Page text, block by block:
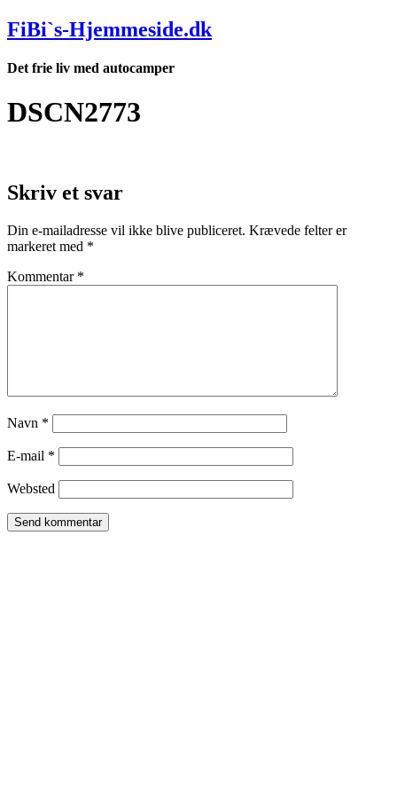
Videre
til
FiBi`s-Hjemmeside.dk
Det frie liv med autocamper
DSCN2773
Skriv et svar
Din e-mailadresse vil ikke blive publiceret. Krævede felter er
markeret med *
Kommentar *
Navn *
E-mail *
Websted